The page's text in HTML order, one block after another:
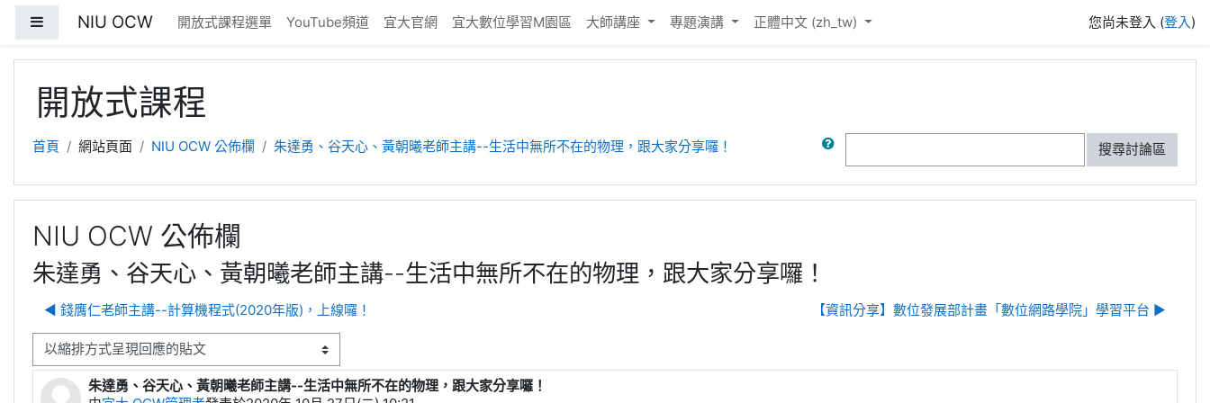
NIU OCW 開放式課程選單 YouTube頻道 宜大官網 宜大數位學習M園區 大師講座 專題演講 正體中文 ‎(zh_tw)‎ 您尚未登入 (登入)
開放式課程
首頁 網站頁面 NIU OCW 公佈欄 朱達勇、谷天心、黃朝曦老師主講--生活中無所不在的物理，跟大家分享囉！
搜尋討論區
NIU OCW 公佈欄
朱達勇、谷天心、黃朝曦老師主講--生活中無所不在的物理，跟大家分享囉！
◀︎ 錢膺仁老師主講--計算機程式(2020年版)，上線囉！ 【資訊分享】數位發展部計畫「數位網路學院」學習平台 ▶︎
顯示模式
朱達勇、谷天心、黃朝曦老師主講--生活中無所不在的物理，跟大家分享囉！
Number of replies: 0